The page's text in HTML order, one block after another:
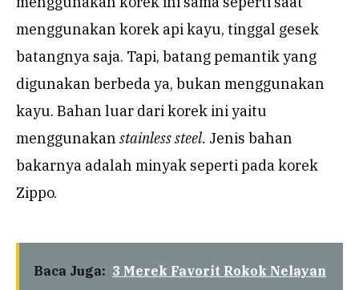
menggunakan korek api kayu, tinggal gesek
batangnya saja. Tapi, batang pemantik yang
digunakan berbeda ya, bukan menggunakan
kayu. Bahan luar dari korek ini yaitu
menggunakan stainless steel. Jenis bahan
bakarnya adalah minyak seperti pada korek
Zippo.
Baca Juga: 3 Merek Favorit Rokok Nelayan